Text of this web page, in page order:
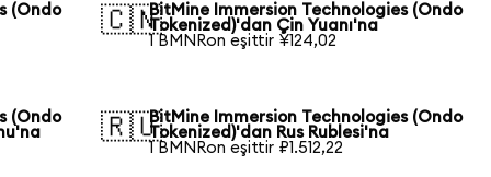
(Ondo
🇨🇳BitMine Immersion Technologies (Ondo
Tokenized)'dan Çin Yuanı'na
1 BMNRon eşittir ¥124,02
(Ondo
🇷🇺BitMine Immersion Technologies (Ondo
Tokenized)'dan Rus Rublesi'na
1 BMNRon eşittir ₽1.512,22